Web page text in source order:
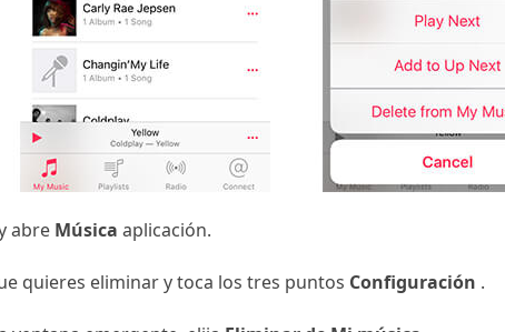
abre Música aplicación.
quieres eliminar y toca los tres puntos Configuración .